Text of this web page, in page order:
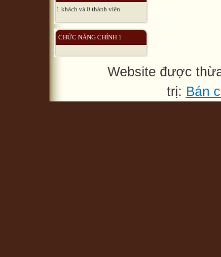
1 khách và 0 thành viên
CHỨC NĂNG CHÍNH 1
Website được
trị: Bán